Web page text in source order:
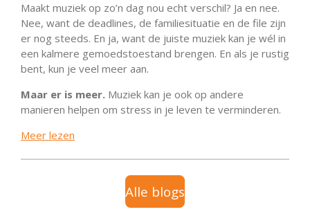
Maakt muziek op zo’n dag nou echt verschil? Ja en nee.
Nee, want de deadlines, de familiesituatie en de file zijn
er nog steeds. En ja, want de juiste muziek kan je wél in
een kalmere gemoedstoestand brengen. En als je rustig
bent, kun je veel meer aan.
Maar er is meer. Muziek kan je ook op andere
manieren helpen om stress in je leven te verminderen.
Meer lezen
Alle blogs